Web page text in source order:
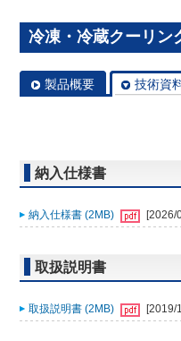
冷凍・冷蔵クーリン
製品概要 技術資
納入仕様書
納入仕様書 (2MB) [2026/
取扱説明書
取扱説明書 (2MB) [2019/